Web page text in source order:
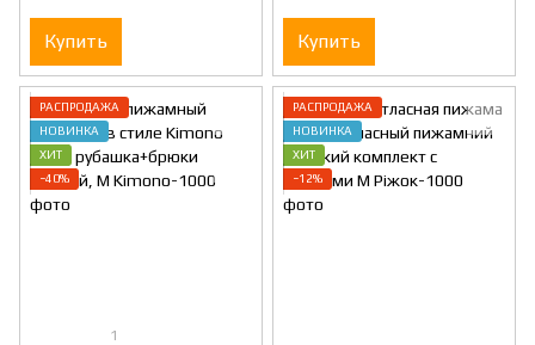
Купить Купить
РАСПРОДАЖА
НОВИНКА
ХИТ
−40%
1
РАСПРОДАЖА
НОВИНКА
ХИТ
−12%